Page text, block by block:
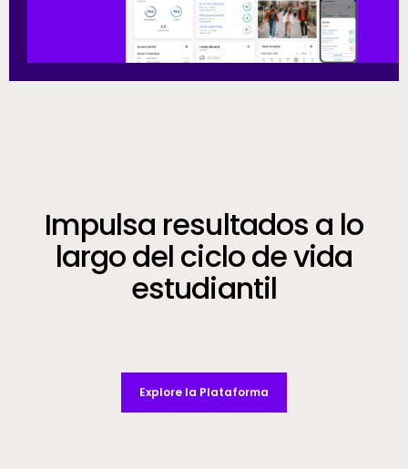
Call to Action
Impulsa resultados a lo
largo del ciclo de vida
estudiantil
Explore la Plataforma